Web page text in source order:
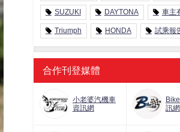
SUZUKI DAYTONA 車主
Triumph HONDA 試乘報
合作刊登媒體
小老婆汽機車
資訊網
訊網